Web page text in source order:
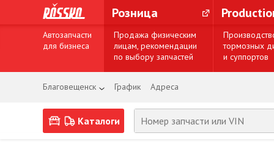
Розница
Автозапчасти
для бизнеса
Продажа физическим
лицам, рекомендации
по выбору запчастей
тормозных
и суппортов
Благовещенск График Адреса
Каталоги